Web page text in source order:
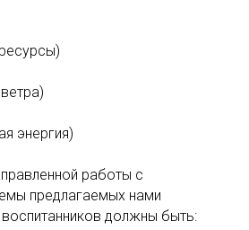
энергия)
работы с
предлагаемых нами
воспитанников должны быть: